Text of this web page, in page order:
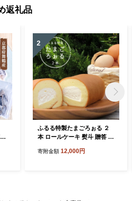
返礼品
2
ふるる特製たまごろぉる ２
本 ロールケーキ 熨斗 贈答 熨
スイーツ 洋菓子 お菓子 ケー
寄附金額 12,000円